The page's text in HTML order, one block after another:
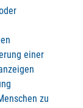
einer
zu